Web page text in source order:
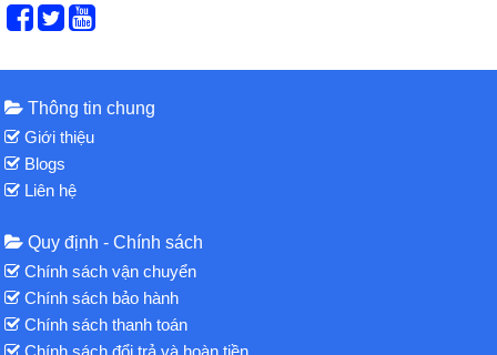
Thông tin chung
Giới thiệu
Blogs
Liên hệ
Quy định - Chính sách
Chính sách vận chuyển
Chính sách bảo hành
Chính sách thanh toán
Chính sách đổi trả và hoàn tiền